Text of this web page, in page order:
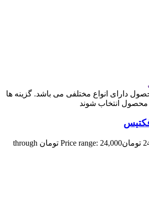
دارای انواع مختلفی می باشد. گزینه ها
انتخاب شوند
تومان
Price range: 24,000 تومان through